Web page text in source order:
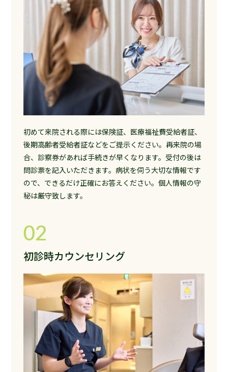
初めて来院される際には保険証、医療福祉費受給者証、
後期高齢者受給者証などをご提示ください。再来院の場
合、診察券があれば手続きが早くなります。受付の後は
問診票を記入いただきます。病状を伺う大切な情報です
ので、できるだけ正確にお答えください。個人情報の守
秘は厳守致します。
02
初診時カウンセリング